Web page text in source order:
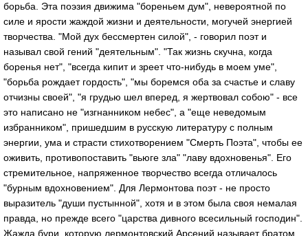
борьба. Эта поэзия движима "бореньем дум", невероятной по
силе и ярости жаждой жизни и деятельности, могучей энергией
творчества. "Мой дух бессмертен силой", - говорил поэт и
называл свой гений "деятельным". "Так жизнь скучна, когда
боренья нет", "всегда кипит и зреет что-нибудь в моем уме",
"борьба рождает гордость", "мы боремся оба за счастье и славу
отчизны своей", "я грудью шел вперед, я жертвовал собою" - все
это написано не "изгнанником небес", а "еще неведомым
избранником", пришедшим в русскую литературу с полным
энергии, ума и страсти стихотворением "Смерть Поэта", чтобы ее
оживить, противопоставить "вьюге зла" "лаву вдохновенья". Его
стремительное, напряженное творчество всегда отличалось
"бурным вдохновением". Для Лермонтова поэт - не просто
выразитель "души пустынной", хотя и в этом была своя немалая
правда, но прежде всего "царства дивного всесильный господин".
Жажда бури, которую лермонтовский Арсений называет братом,